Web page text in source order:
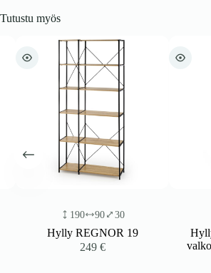
Tutustu myös
190 90 30
Hylly REGNOR 19
249€
Hylly